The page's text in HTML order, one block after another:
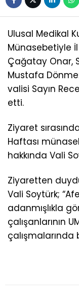
Ulusal Medikal
Münasebetiyle İl
Çağatay Onar,
Mustafa
valisi Sayın
etti.
Ziyaret
Haftası
hakkında Vali
Ziyaretten
Vali Soytürk;
adanmışlıkla
çalışanlarının
çalışmalarında